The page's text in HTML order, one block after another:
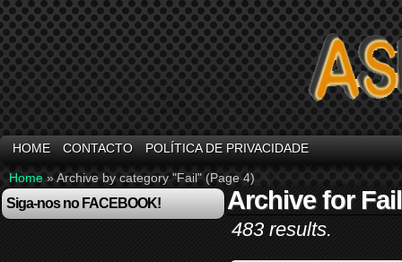
HOME CONTACTO POLÍTICA DE PRIVACIDADE
Home »Archive by category "Fail" (Page 4)
Siga-nos no FACEBOOK! Archive for Fail
483 results.